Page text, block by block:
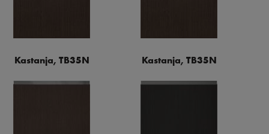
Kastanja, TB35N Kastanja, TB35N